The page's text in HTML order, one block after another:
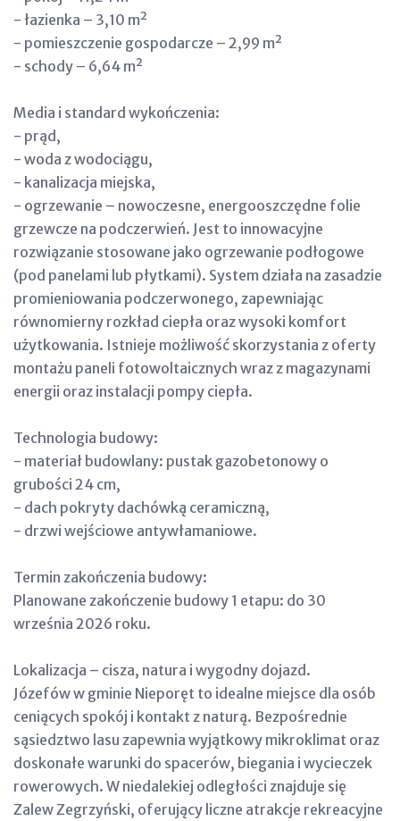
- łazienka – 3,10 m²
- pomieszczenie gospodarcze – 2,99 m²
- schody – 6,64 m²
Media i standard wykończenia:
- prąd,
- woda z wodociągu,
- kanalizacja miejska,
- ogrzewanie – nowoczesne, energooszczędne folie
grzewcze na podczerwień. Jest to innowacyjne
rozwiązanie stosowane jako ogrzewanie podłogowe
(pod panelami lub płytkami). System działa na zasadzie
promieniowania podczerwonego, zapewniając
równomierny rozkład ciepła oraz wysoki komfort
użytkowania. Istnieje możliwość skorzystania z oferty
montażu paneli fotowoltaicznych wraz z magazynami
energii oraz instalacji pompy ciepła.
Technologia budowy:
- materiał budowlany: pustak gazobetonowy o
grubości 24 cm,
- dach pokryty dachówką ceramiczną,
- drzwi wejściowe antywłamaniowe.
Termin zakończenia budowy:
Planowane zakończenie budowy 1 etapu: do 30
września 2026 roku.
Lokalizacja – cisza, natura i wygodny dojazd.
Józefów w gminie Nieporęt to idealne miejsce dla osób
ceniących spokój i kontakt z naturą. Bezpośrednie
sąsiedztwo lasu zapewnia wyjątkowy mikroklimat oraz
doskonałe warunki do spacerów, biegania i wycieczek
rowerowych. W niedalekiej odległości znajduje się
Zalew Zegrzyński, oferujący liczne atrakcje rekreacyjne